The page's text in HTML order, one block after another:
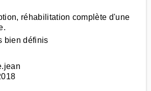
réhabilitation complète d'une
bien définis